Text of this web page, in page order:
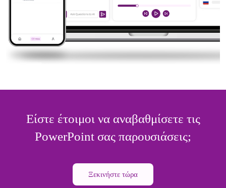
Είστε έτοιμοι να αναβαθμίσετε τις
PowerPoint σας παρουσιάσεις;
Ξεκινήστε τώρα